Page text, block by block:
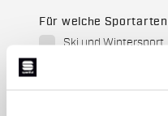
Für welche
Ski und Wintersport